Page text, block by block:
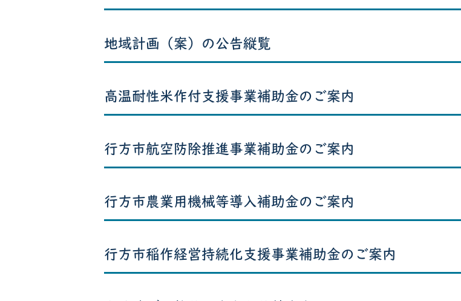
地域計画（案）の公告縦覧
高温耐性米作付支援事業補助金のご案内
行方市航空防除推進事業補助金のご案内
行方市農業用機械等導入補助金のご案内
行方市稲作経営持続化支援事業補助金のご案内